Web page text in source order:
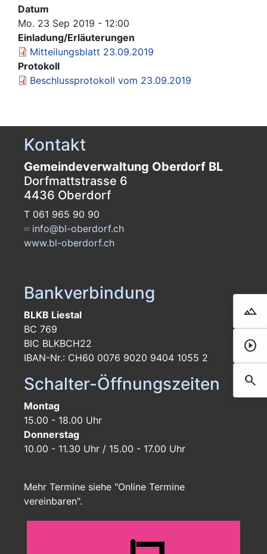
landscape
Film
play_circle
search
Datum
Mo. 23 Sep 2019 - 12:00
Einladung/Erläuterungen
Mitteilungsblatt 23.09.2019
Protokoll
Beschlussprotokoll vom 23.09.2019
Kontakt
Gemeindeverwaltung Oberdorf BL
Dorfmattstrasse 6
4436 Oberdorf
T 061 965 90 90
info@bl-oberdorf.ch
www.bl-oberdorf.ch
Bankverbindung
BLKB Liestal
BC 769
BIC BLKBCH22
IBAN-Nr.: CH60 0076 9020 9404 1055 2
Schalter-Öffnungszeiten
Montag
15.00 - 18.00 Uhr
Donnerstag
10.00 - 11.30 Uhr / 15.00 - 17.00 Uhr
Mehr Termine siehe "Online Termine
vereinbaren".